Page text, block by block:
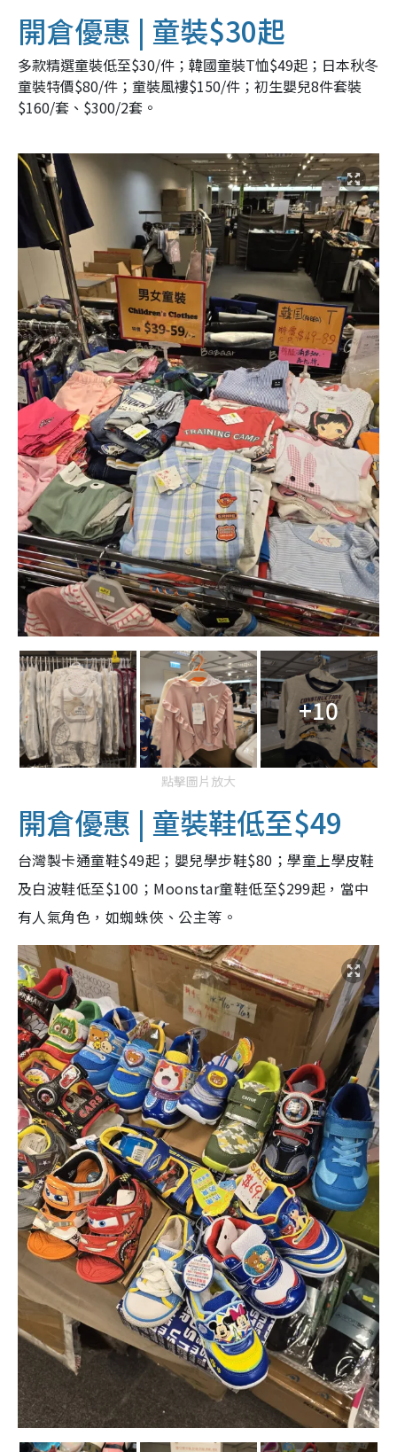
開倉優惠 | 童裝$30起
多款精選童裝低至$30/件；韓國童裝T恤$49起；日本秋冬
童裝特價$80/件；童裝風褸$150/件；初生嬰兒8件套裝
$160/套、$300/2套。
+10
點擊圖片放大
開倉優惠 | 童裝鞋低至$49
台灣製卡通童鞋$49起；嬰兒學步鞋$80；學童上學皮鞋
及白波鞋低至$100；Moonstar童鞋低至$299起，當中
有人氣角色，如蜘蛛俠、公主等。